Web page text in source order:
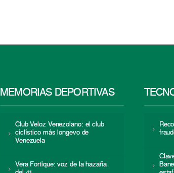
MEMORIAS DEPORTIVAS
Club Veloz Venezolano: el club
ciclístico más longevo de
Venezuela
Vera Fortique: voz de la hazaña